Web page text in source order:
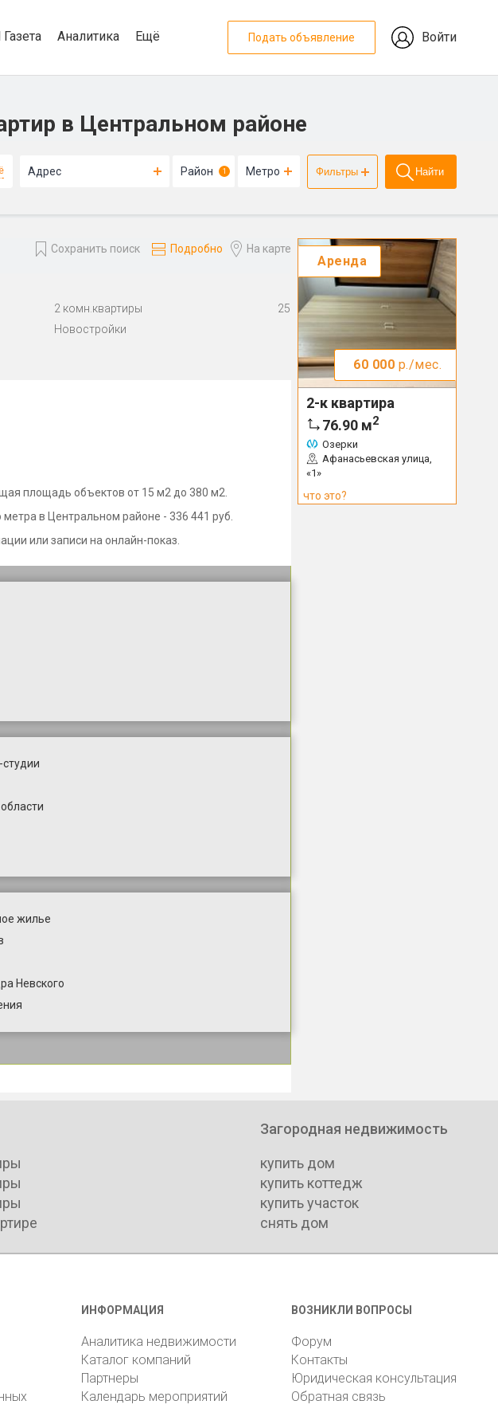
Газета Аналитика Ещё Подать объявление Войти
в Центральном районе
Адрес Район 1 Метро Фильтры Найти
Сохранить поиск Подробно На карте
2 комн.квартиры
25
Новостройки
площадь объектов от 15 м2 до 380 м2.
в Центральном районе - 336 441 руб.
или записи на онлайн-показ.
жилье
Невского
Аренда
60 000 р./мес.
2-к квартира
76.90 м2
Озерки
Афанасьевская улица,
«1»
что это?
Загородная недвижимость
купить дом
купить коттедж
купить участок
снять дом
ИНФОРМАЦИЯ
Аналитика недвижимости
Каталог компаний
Партнеры
Календарь мероприятий
ВОЗНИКЛИ ВОПРОСЫ
Форум
Контакты
Юридическая консультация
Обратная связь